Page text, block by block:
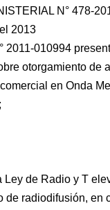
N° 478-
2013
2011-010994
otorgamiento de
en Onda
Ley de Radio y T
de radiodifusión,